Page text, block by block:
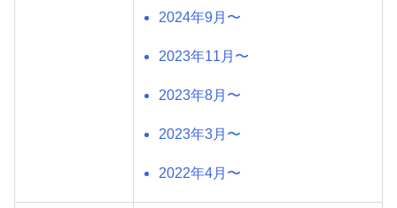
2024年9月〜
2023年11月〜
2023年8月〜
2023年3月〜
2022年4月〜